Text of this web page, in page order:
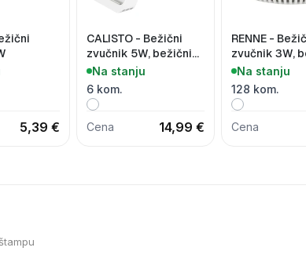
5,39 €
CALISTO - Bežični
zvučnik 5W, bežični
punjač 15W, držač za
telefon i lampa
Na stanju
6 kom.
Cena 14,99 €
RENNE -
zvučnik 3W,
punjač 15W,
melodija za
Na stanju
128 kom.
Cena